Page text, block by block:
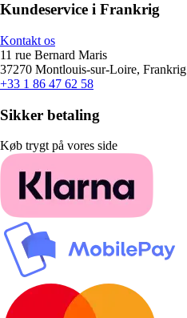
Kundeservice i Frankrig
Kontakt os
11 rue Bernard Maris
37270 Montlouis-sur-Loire, Frankrig
+33 1 86 47 62 58
Sikker betaling
Køb trygt på vores side